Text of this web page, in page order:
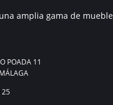
amplia gama de
POADA 11
25